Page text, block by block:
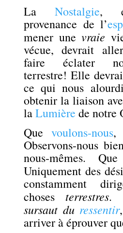
LaNostalgie,
provenance de l’
mener unevraie
vécue, devrait
faire éclater
terrestre! Elle
ce qui nous
obtenir la liaison
laLumière de notre
Que voulons-nous,
Observons-nous
nous-mêmes. Que
Uniquement des
constamment
choses terrestres.
sursaut du ressentir
arriver à éprouver